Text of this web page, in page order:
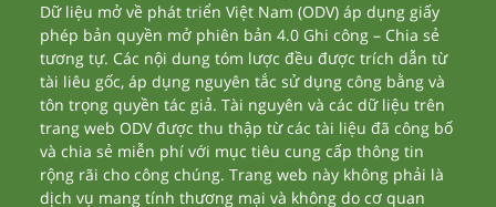
Dữ liệu mở về phát triển Việt Nam (ODV) áp dụng giấy
phép bản quyền mở phiên bản 4.0 Ghi công – Chia sẻ
tương tự. Các nội dung tóm lược đều được trích dẫn từ
tài liêu gốc, áp dụng nguyên tắc sử dụng công bằng và
tôn trọng quyền tác giả. Tài nguyên và các dữ liệu trên
trang web ODV được thu thập từ các tài liệu đã công bố
và chia sẻ miễn phí với mục tiêu cung cấp thông tin
rộng rãi cho công chúng. Trang web này không phải là
dịch vụ mang tính thương mại và không do cơ quan